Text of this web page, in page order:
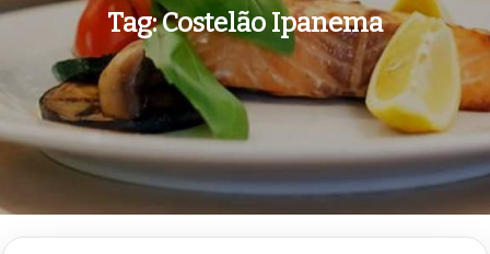
Tag:Costelão Ipanema